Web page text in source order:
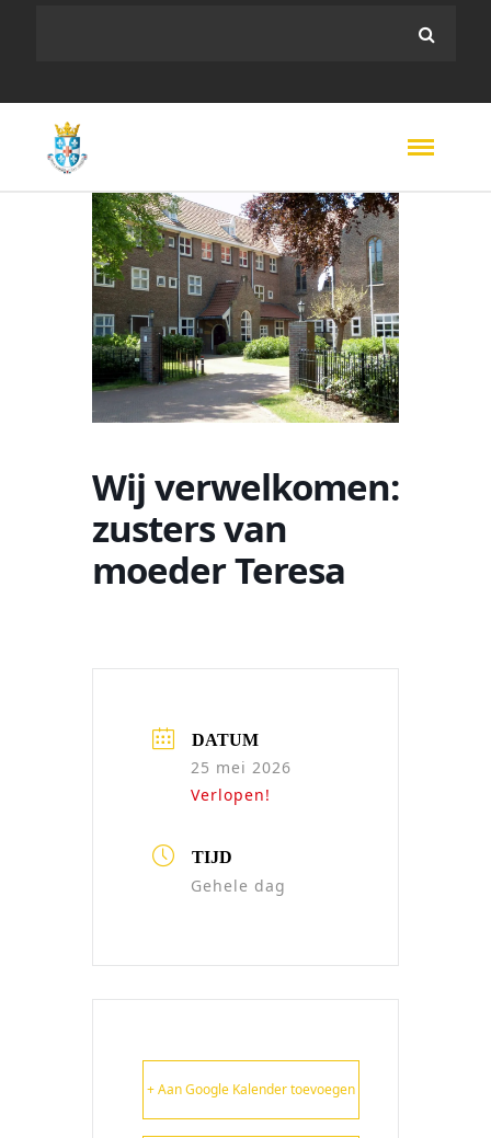
Wij verwelkomen:
zusters van
moeder Teresa
DATUM
25 mei 2026
Verlopen!
TIJD
Gehele dag
+ Aan Google Kalender toevoegen